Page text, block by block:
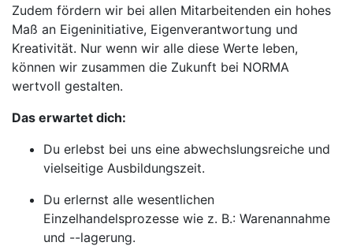
Zudem fördern wir bei allen Mitarbeitenden ein hohes
Maß an Eigeninitiative, Eigenverantwortung und
Kreativität. Nur wenn wir alle diese Werte leben,
können wir zusammen die Zukunft bei NORMA
wertvoll gestalten.
Das erwartet dich:
Du erlebst bei uns eine abwechslungsreiche und
vielseitige Ausbildungszeit.
Du erlernst alle wesentlichen
Einzelhandelsprozesse wie z. B.: Warenannahme
und --lagerung.